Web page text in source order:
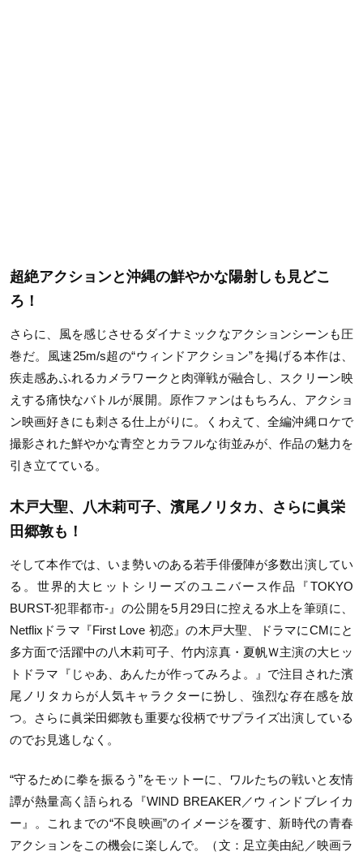
超絶アクションと沖縄の鮮やかな陽射しも見どこ
ろ！
さらに、風を感じさせるダイナミックなアクションシーンも圧
巻だ。風速25m/s超の“ウィンドアクション”を掲げる本作は、
疾走感あふれるカメラワークと肉弾戦が融合し、スクリーン映
えする痛快なバトルが展開。原作ファンはもちろん、アクショ
ン映画好きにも刺さる仕上がりに。くわえて、全編沖縄ロケで
撮影された鮮やかな青空とカラフルな街並みが、作品の魅力を
引き立てている。
木戸大聖、八木莉可子、濱尾ノリタカ、さらに眞栄
田郷敦も！
そして本作では、いま勢いのある若手俳優陣が多数出演してい
る。世界的大ヒットシリーズのユニバース作品『TOKYO
BURST-犯罪都市-』の公開を5月29日に控える水上を筆頭に、
Netflixドラマ『First Love 初恋』の木戸大聖、ドラマにCMにと
多方面で活躍中の八木莉可子、竹内涼真・夏帆Ｗ主演の大ヒッ
トドラマ『じゃあ、あんたが作ってみろよ。』で注目された濱
尾ノリタカらが人気キャラクターに扮し、強烈な存在感を放
つ。さらに眞栄田郷敦も重要な役柄でサプライズ出演している
のでお見逃しなく。
“守るために拳を振るう”をモットーに、ワルたちの戦いと友情
譚が熱量高く語られる『WIND BREAKER／ウィンドブレイカ
ー』。これまでの“不良映画”のイメージを覆す、新時代の青春
アクションをこの機会に楽しんで。（文：足立美由紀／映画ラ